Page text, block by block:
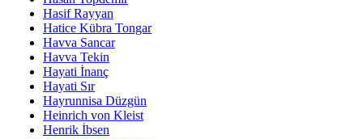
Hasif Rayyan
Hatice Kübra Tongar
Havva Sancar
Havva Tekin
Hayati İnanç
Hayati Sır
Hayrunnisa Düzgün
Heinrich von Kleist
Henrik İbsen